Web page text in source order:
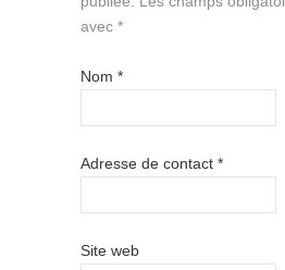
avec *
Nom *
Adresse de contact *
Site web